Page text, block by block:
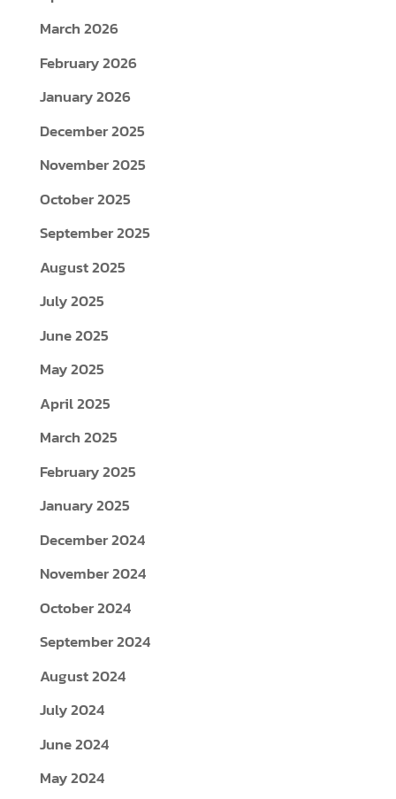
March 2026
February 2026
January 2026
December 2025
November 2025
October 2025
September 2025
August 2025
July 2025
June 2025
May 2025
April 2025
March 2025
February 2025
January 2025
December 2024
November 2024
October 2024
September 2024
August 2024
July 2024
June 2024
May 2024